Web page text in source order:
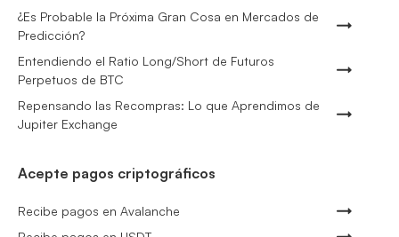
¿Es Probable la Próxima Gran Cosa en Mercados de
Predicción?
Entendiendo el Ratio Long/Short de Futuros
Perpetuos de BTC
Repensando las Recompras: Lo que Aprendimos de
Jupiter Exchange
Acepte pagos criptográficos
Recibe pagos en Avalanche